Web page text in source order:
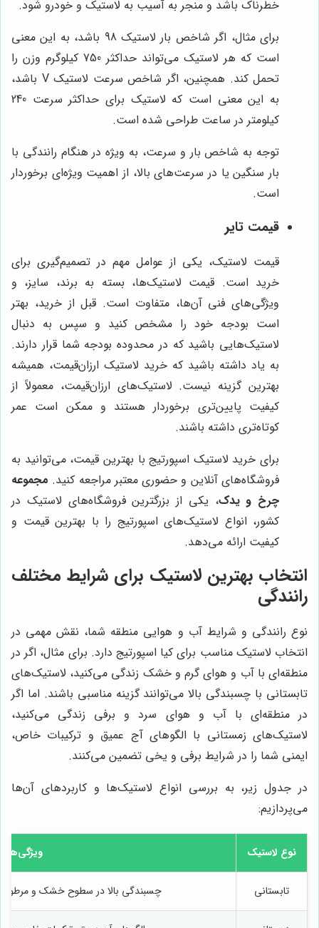
خطرناک باشد و منجر به آسیب به لاستیک و خودرو شود.
برای مثال، اگر شاخص بار لاستیک 98 باشد، به این معنی
است که هر لاستیک می‌تواند حداکثر 750 کیلوگرم وزن را
تحمل کند. همچنین، اگر شاخص سرعت لاستیک V باشد،
به این معنی است که لاستیک برای حداکثر سرعت 240
کیلومتر در ساعت طراحی شده است.
توجه به شاخص بار و سرعت، به ویژه در هنگام رانندگی با
بار سنگین یا در سرعت‌های بالا، از اهمیت ویژه‌ای برخوردار
است.
قیمت تایر
قیمت لاستیک، یکی از عوامل مهم در تصمیم‌گیری برای
خرید است. قیمت لاستیک‌ها، بسته به برند، سایز، و
ویژگی‌های فنی آن‌ها، متفاوت است. قبل از خرید، بهتر
است بودجه خود را مشخص کنید و سپس به دنبال
لاستیک‌هایی باشید که در محدوده بودجه شما قرار دارند.
به یاد داشته باشید که خرید لاستیک ارزان‌قیمت، همیشه
بهترین گزینه نیست. لاستیک‌های ارزان‌قیمت، معمولاً از
کیفیت پایین‌تری برخوردار هستند و ممکن است عمر
کوتاه‌تری داشته باشند.
برای خرید لاستیک اسپورتیج با بهترین قیمت، می‌توانید به
فروشگاه‌های آنلاین و حضوری معتبر مراجعه کنید. مجموعه
چرخ و یدک، یکی از بزرگترین فروشگاه‌های لاستیک در
کشور، انواع لاستیک‌های اسپورتیج را با بهترین قیمت و
کیفیت ارائه می‌دهد.
انتخاب بهترین لاستیک برای شرایط مختلف
رانندگی
نوع رانندگی و شرایط آب و هوایی منطقه شما، نقش مهمی در
انتخاب لاستیک مناسب برای کیا اسپورتیج دارد. برای مثال، اگر در
منطقه‌ای با آب و هوای گرم و خشک زندگی می‌کنید، لاستیک‌های
تابستانی با چسبندگی بالا می‌توانند گزینه مناسبی باشند. اما اگر
در منطقه‌ای با آب و هوای سرد و برفی زندگی می‌کنید،
لاستیک‌های زمستانی با الگوهای آج عمیق و ترکیبات خاص،
ایمنی شما را در شرایط برفی و یخی تضمین می‌کنند.
در جدول زیر، به بررسی انواع لاستیک‌ها و کاربردهای آن‌ها
می‌پردازیم:
نوع لاستیک ویژگی‌ها
تابستانی چسبندگی بالا در سطوح خشک و مرطوب،